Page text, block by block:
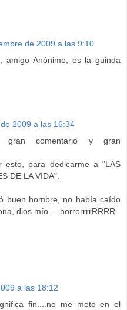
de 2009 a las 9:10
amigo Anónimo, es la guinda
2009 a las 16:34
gran comentario y gran
esto, para dedicarme a "LAS
DE LA VIDA".
buen hombre, no había caído
dios mío.... horrorrrrRRRR
a las 18:12
fin....no me meto en el